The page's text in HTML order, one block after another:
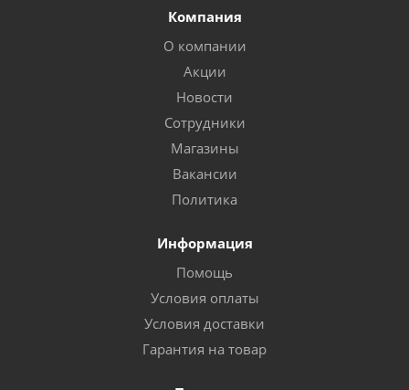
Компания
О компании
Акции
Новости
Сотрудники
Магазины
Вакансии
Политика
Информация
Помощь
Условия оплаты
Условия доставки
Гарантия на товар